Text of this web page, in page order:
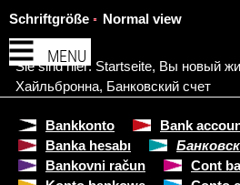
MENU
Schriftgröße Normal view
Sie sind hier: Startseite, Вы новый
Хайльбронна, Банковский счет
Bankkonto
Bank
Banka hesabı
Bankovni račun
Cont